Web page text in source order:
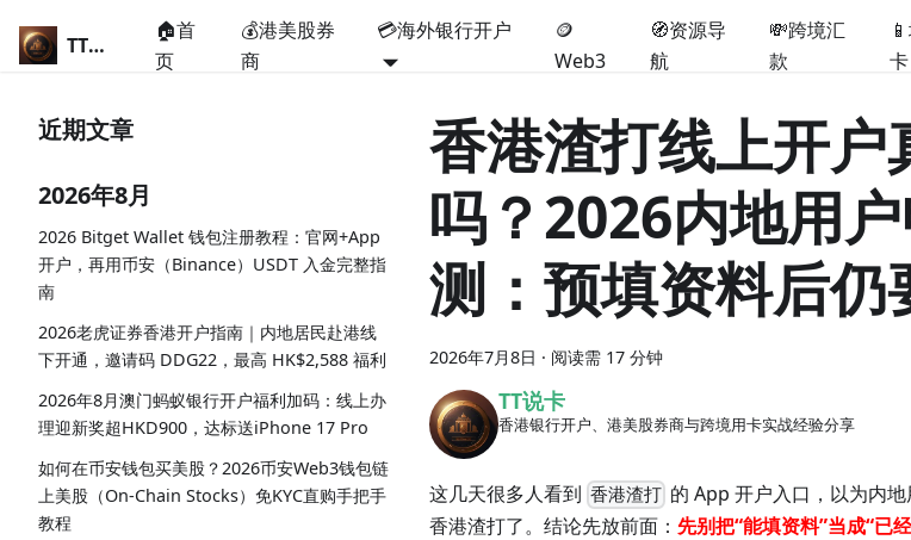
TT说卡
🏠首
页
💰港美股券
商
💳海外银行开户
🪙
Web3
🧭资源导
航
💸跨境汇
款
卡
近期文章
2026年8月
2026 Bitget Wallet 钱包注册教程：官网+App
开户，再用币安（Binance）USDT 入金完整指
南
2026老虎证券香港开户指南｜内地居民赴港线
下开通，邀请码 DDG22，最高 HK$2,588 福利
2026年8月澳门蚂蚁银行开户福利加码：线上办
理迎新奖超HKD900，达标送iPhone 17 Pro
如何在币安钱包买美股？2026币安Web3钱包链
上美股（On-Chain Stocks）免KYC直购手把手
教程
香港渣打线上开户
吗？2026内地用
测：预填资料后仍
2026年7月8日 · 阅读需 17 分钟
TT说卡
香港银行开户、港美股券商与跨境用卡实战经验分享
这几天很多人看到 香港渣打 的 App 开户入口，以为内
香港渣打了。结论先放前面： 先别把“能填资料”当成“已